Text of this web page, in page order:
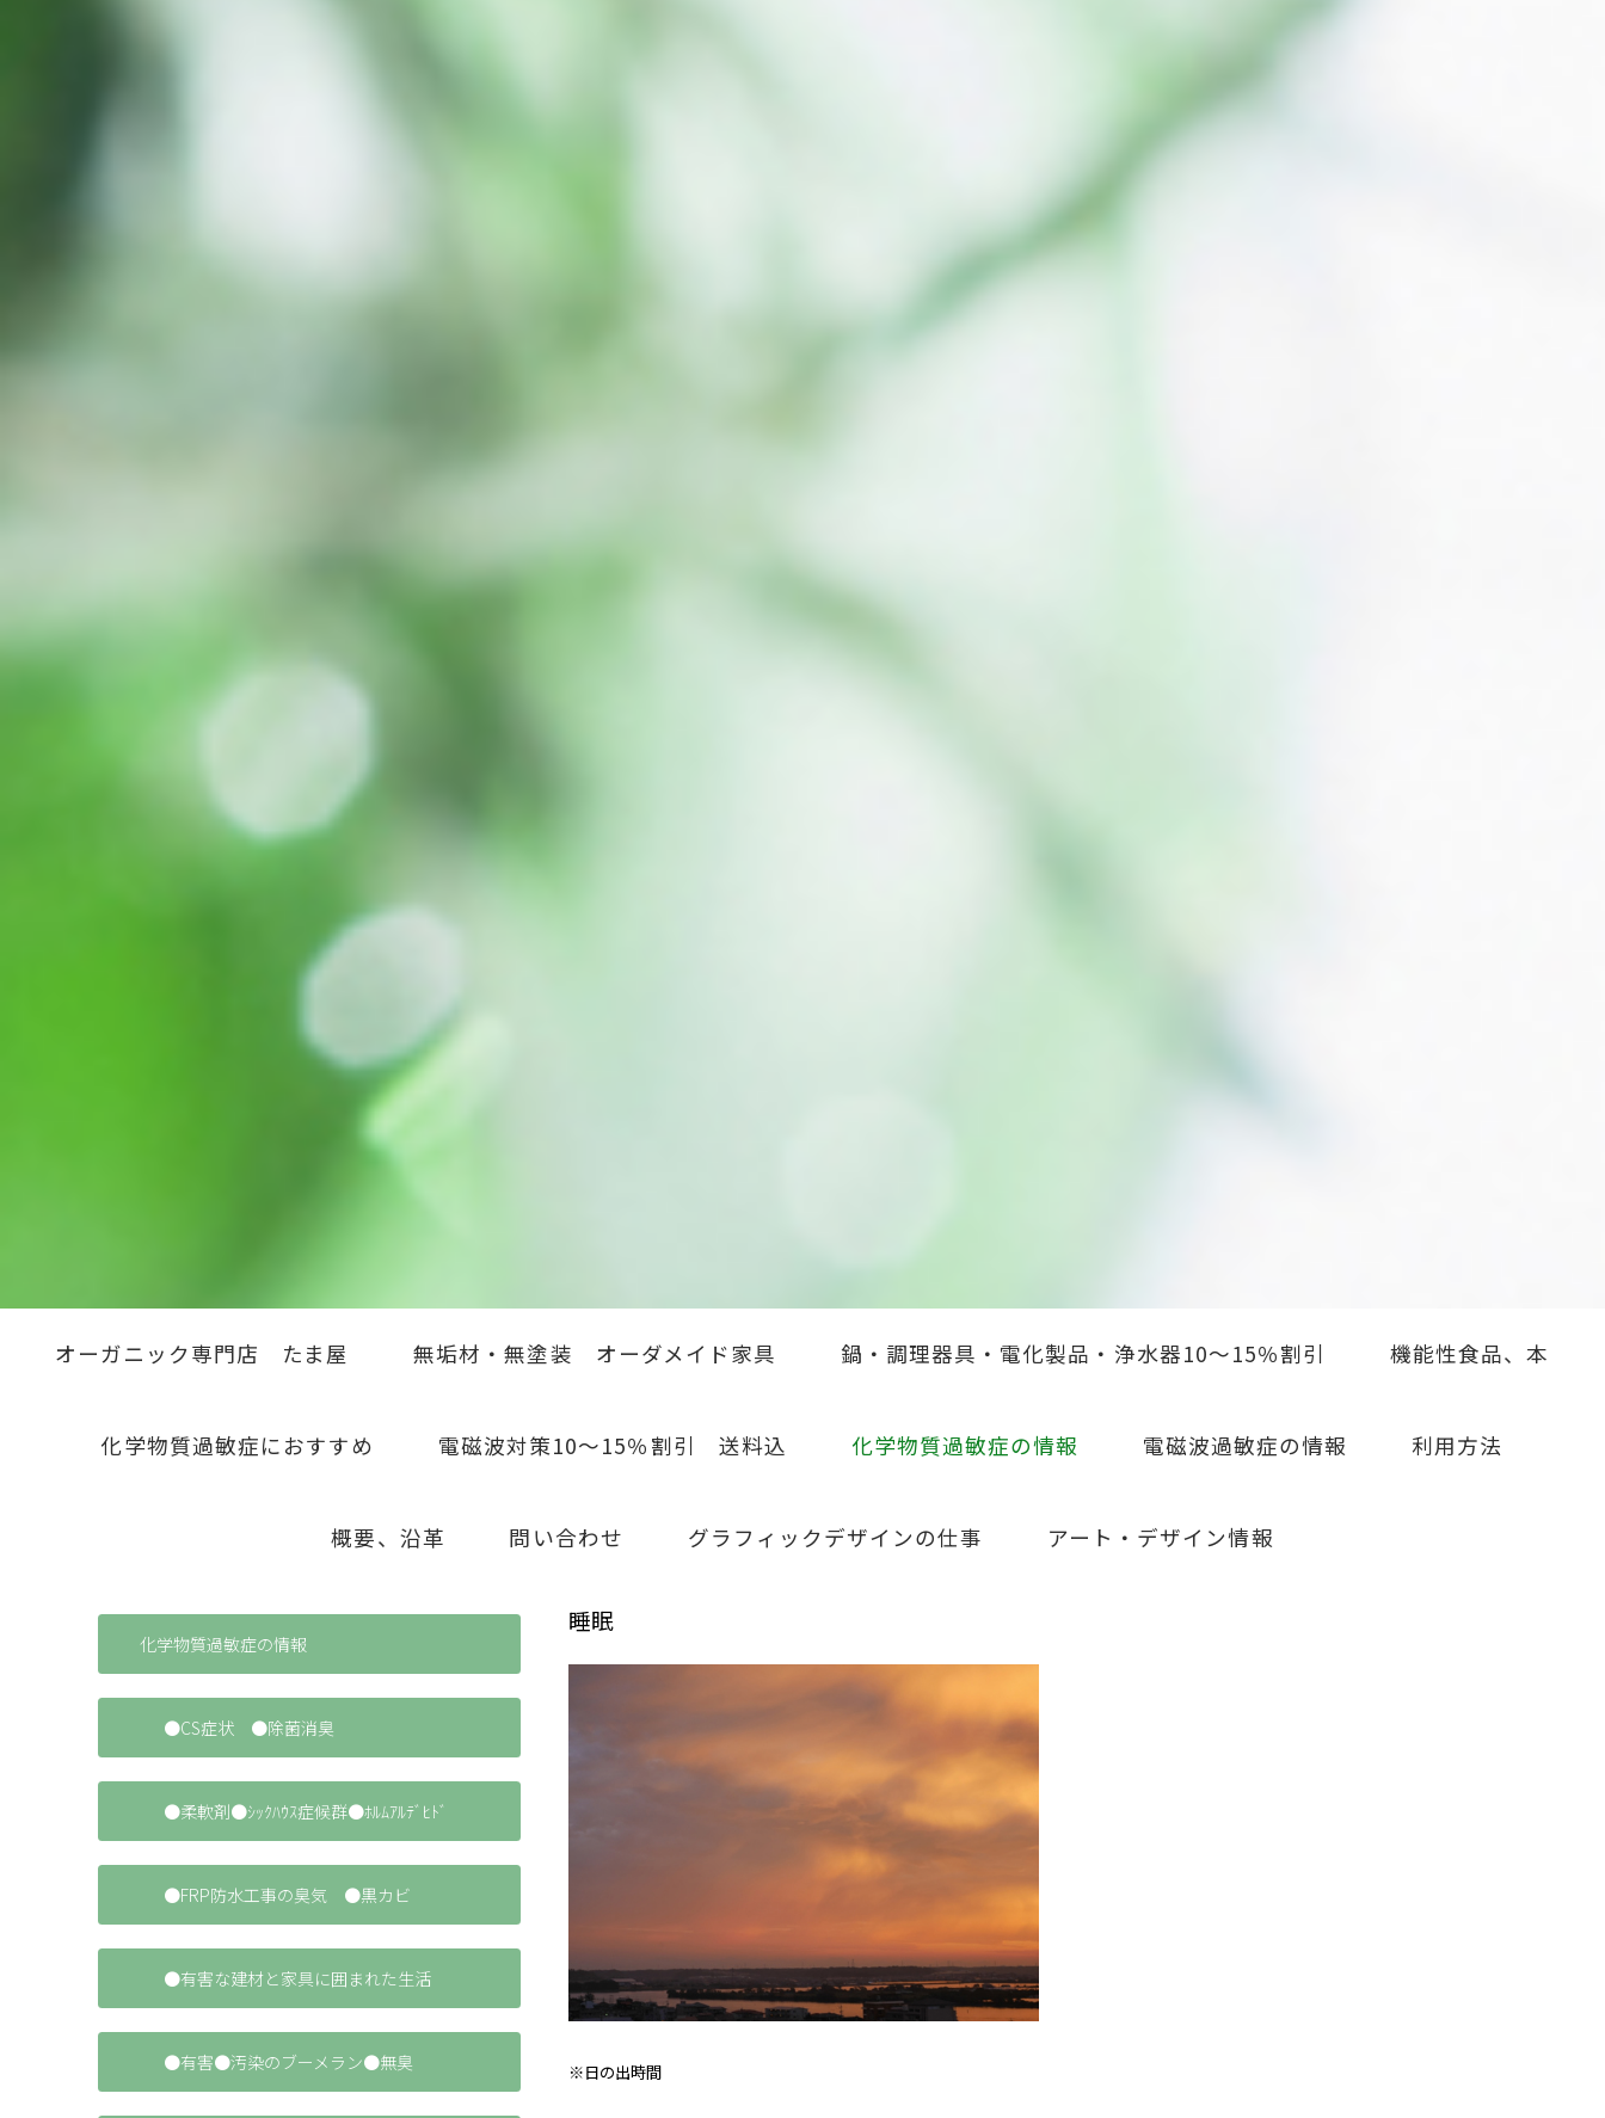
オーガニック専門店 たま屋 無垢材・無塗装 オーダメイド家具 鍋・調理器具・電化製品・浄水器10～15％割引 機能性食品、本
化学物質過敏症におすすめ 電磁波対策10～15％割引 送料込 化学物質過敏症の情報 電磁波過敏症の情報 利用方法
概要、沿革 問い合わせ グラフィックデザインの仕事 アート・デザイン情報
化学物質過敏症の情報
●CS症状 ●除菌消臭
●柔軟剤●ｼｯｸﾊｳｽ症候群●ﾎﾙﾑｱﾙﾃﾞﾋﾄﾞ
●FRP防水工事の臭気 ●黒カビ
●有害な建材と家具に囲まれた生活
●有害●汚染のブーメラン●無臭
睡眠
※日の出時間